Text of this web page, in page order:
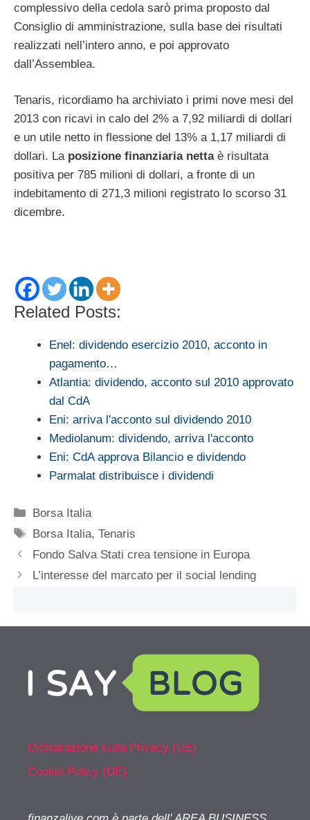
complessivo della cedola sarò prima proposto dal
Consiglio di amministrazione, sulla base dei risultati
realizzati nell’intero anno, e poi approvato
dall’Assemblea.
Tenaris, ricordiamo ha archiviato i primi nove mesi del
2013 con ricavi in calo del 2% a 7,92 miliardi di dollari
e un utile netto in flessione del 13% a 1,17 miliardi di
dollari. La posizione finanziaria nettaè risultata
positiva per 785 milioni di dollari, a fronte di un
indebitamento di 271,3 milioni registrato lo scorso 31
dicembre.
Related Posts:
Enel: dividendo esercizio 2010, acconto in
pagamento…
Atlantia: dividendo, acconto sul 2010 approvato
dal CdA
Eni: arriva l'acconto sul dividendo 2010
Mediolanum: dividendo, arriva l'acconto
Eni: CdA approva Bilancio e dividendo
Parmalat distribuisce i dividendi
Categorie
Borsa Italia
Tag
Borsa Italia,Tenaris
Fondo Salva Stati crea tensione in Europa
L’interesse del marcato per il social lending
Dichiarazione sulla Privacy (UE)
Cookie Policy (UE)